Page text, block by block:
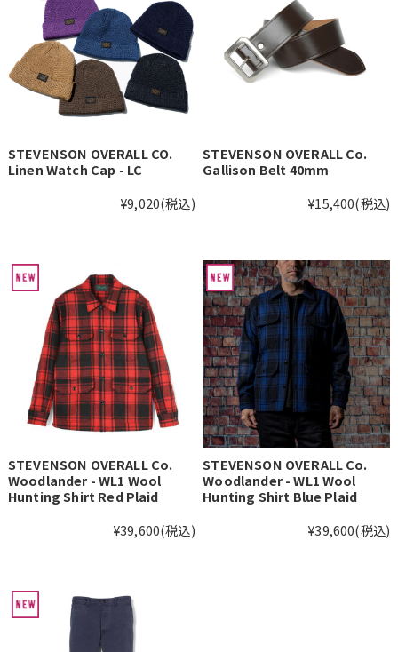
STEVENSON OVERALL CO.
Linen Watch Cap - LC
¥9,020(税込)
STEVENSON OVERALL Co.
Gallison Belt 40mm
¥15,400(税込)
STEVENSON OVERALL Co.
Woodlander - WL1 Wool
Hunting Shirt Red Plaid
¥39,600(税込)
STEVENSON OVERALL Co.
Woodlander - WL1 Wool
Hunting Shirt Blue Plaid
¥39,600(税込)